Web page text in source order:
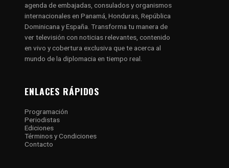
agenda de embajadas, consulados y organismos
internacionales en Panamá, Honduras, República
Dominicana y España. Transforma tu manera de
ver televisión con noticias relevantes, contenido
en vivo y cobertura exclusiva que te acerca al
mundo de la diplomacia en tiempo real.
ENLACES RÁPIDOS
Programación
Periodistas
Ediciones
Términos y Condiciones
Contacto